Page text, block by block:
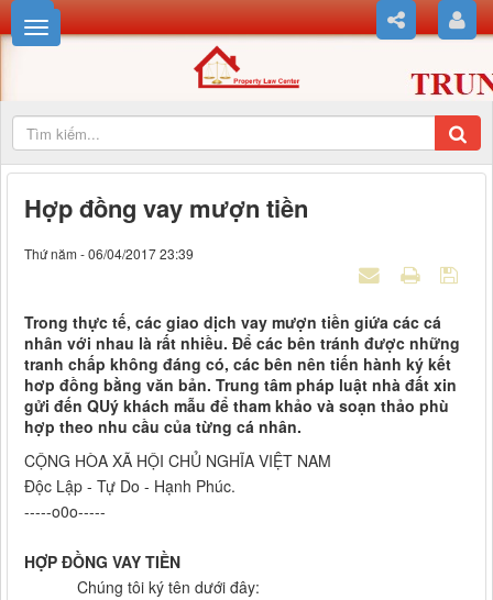
Hợp đồng vay mượn tiền
Thứ năm - 06/04/2017 23:39
Trong thực tế, các giao dịch vay mượn tiền giứa các cá
nhân với nhau là rất nhiều. Để các bên tránh được những
tranh chấp không đáng có, các bên nên tiến hành ký kết
hơp đồng bằng văn bản. Trung tâm pháp luật nhà đất xin
gửi đến QUý khách mẫu để tham khảo và soạn thảo phù
hợp theo nhu cầu của từng cá nhân.
CỘNG HÒA XÃ HỘI CHỦ NGHĨA VIỆT NAM
Độc Lập - Tự Do - Hạnh Phúc.
-----o0o-----
HỢP ĐỒNG VAY TIỀN
Chúng tôi ký tên dưới đây: